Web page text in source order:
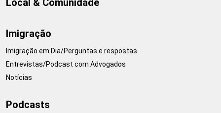
Local & Comunidade
Imigração
Imigração em Dia/Perguntas e respostas
Entrevistas/Podcast com Advogados
Notícias
Podcasts